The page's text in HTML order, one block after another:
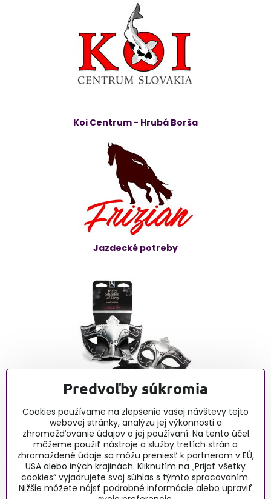
Koi Centrum - Hrubá Borša
Jazdecké potreby
Erotické články - blog
0915 732 190, Po-Pia 9:00-16:00
obchod@lussy.sk
Predvoľby súkromia
Cookies používame na zlepšenie vašej návštevy tejto
webovej stránky, analýzu jej výkonnosti a
zhromažďovanie údajov o jej používaní. Na tento účel
môžeme použiť nástroje a služby tretích strán a
zhromaždené údaje sa môžu preniesť k partnerom v EÚ,
USA alebo iných krajinách. Kliknutím na „Prijať všetky
cookies“ vyjadrujete svoj súhlas s týmto spracovaním.
Nižšie môžete nájsť podrobné informácie alebo upraviť